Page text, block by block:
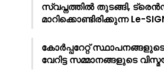
സ്വപ്നത്തിൽ തുടങ്ങി,
മാറിക്കൊണ്ടിരിക്കുന്ന Le-
കോർപ്പറേറ്റ്
വേറിട്ട സമ്മാനങ്ങളുടെ